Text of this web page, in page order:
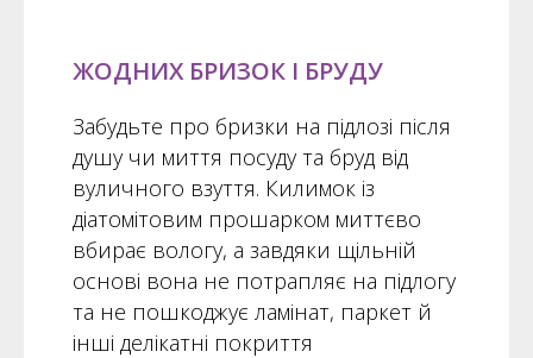
ЖОДНИХ БРИЗОК І БРУДУ
Забудьте про бризки на підлозі після
душу чи миття посуду та бруд від
вуличного взуття. Килимок із
діатомітовим прошарком миттєво
вбирає вологу, а завдяки щільній
основі вона не потрапляє на підлогу
та не пошкоджує ламінат, паркет й
інші делікатні покриття